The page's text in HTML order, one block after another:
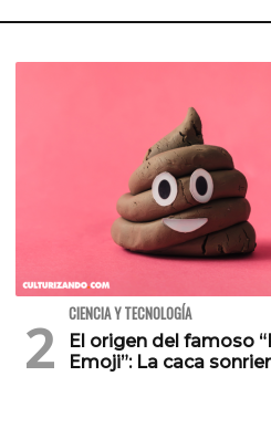
CIENCIA Y TECNOLOGÍA
El origen del famoso
Emoji”: La caca